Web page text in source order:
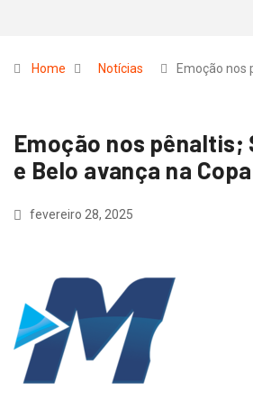
Home Notícias Emoção nos
Emoção nos pênaltis;
e Belo avança na
fevereiro 28, 2025